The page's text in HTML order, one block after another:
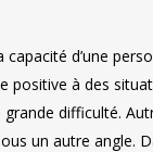
d’une
positive à des
difficulté.
un autre angle.